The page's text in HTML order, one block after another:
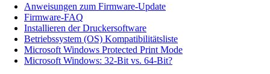
Anweisungen zum Firmware-Update
Firmware-FAQ
Installieren der Druckersoftware
Betriebssystem (OS) Kompatibilitätsliste
Microsoft Windows Protected Print Mode
Microsoft Windows: 32-Bit vs. 64-Bit?